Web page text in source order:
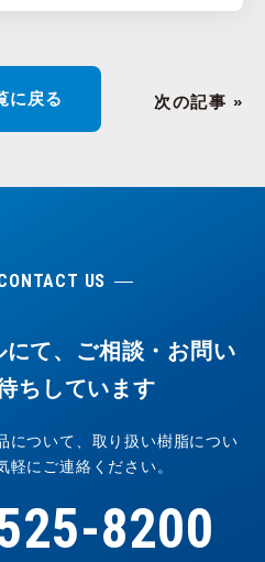
に戻る 次の記事 »
US
て、ご相談・お問い
ちしています
について、取り扱い樹脂につい
軽にご連絡ください。
8200